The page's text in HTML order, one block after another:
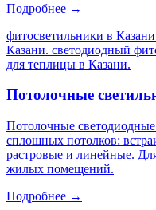
Подробнее →
фитосветильники в
Казани. светодиодный
для теплицы в Казани.
Потолочные
Потолочные
сплошных потолков:
растровые и линейные.
жилых помещений.
Подробнее →